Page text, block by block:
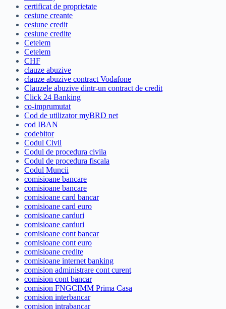
certificat de proprietate
cesiune creante
cesiune credit
cesiune credite
Cetelem
Cetelem
CHF
clauze abuzive
clauze abuzive contract Vodafone
Clauzele abuzive dintr-un contract de credit
Click 24 Banking
co-imprumutat
Cod de utilizator myBRD net
cod IBAN
codebitor
Codul Civil
Codul de procedura civila
Codul de procedura fiscala
Codul Muncii
comisioane bancare
comisioane bancare
comisioane card bancar
comisioane card euro
comisioane carduri
comisioane carduri
comisioane cont bancar
comisioane cont euro
comisioane credite
comisioane internet banking
comision administrare cont curent
comision cont bancar
comision FNGCIMM Prima Casa
comision interbancar
comision intrabancar